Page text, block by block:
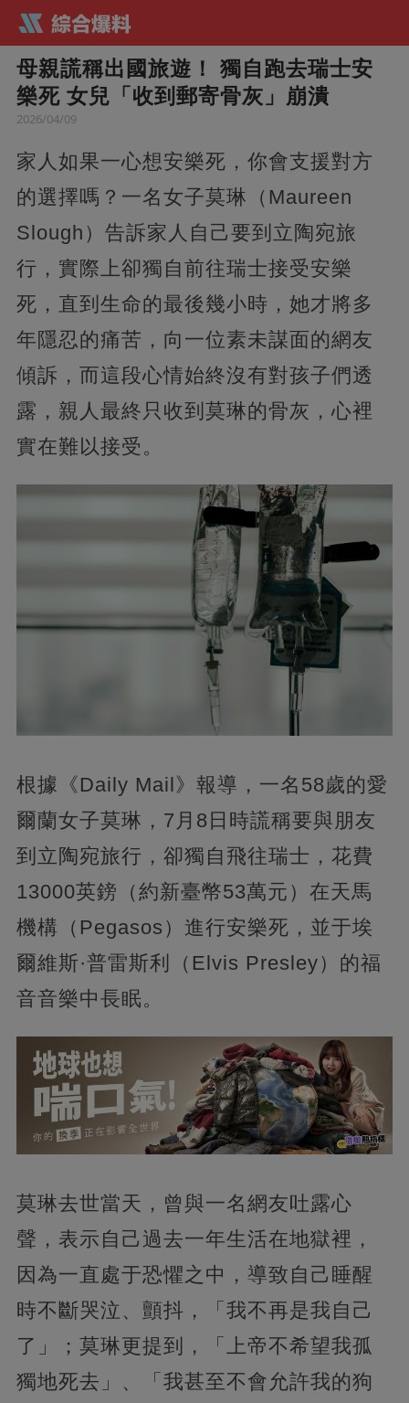
母親謊稱出國旅遊！ 獨自跑去瑞士安
樂死 女兒「收到郵寄骨灰」崩潰
2026/04/09
家人如果一心想安樂死，你會支援對方
的選擇嗎？一名女子莫琳（Maureen
Slough）告訴家人自己要到立陶宛旅
行，實際上卻獨自前往瑞士接受安樂
死，直到生命的最後幾小時，她才將多
年隱忍的痛苦，向一位素未謀面的網友
傾訴，而這段心情始終沒有對孩子們透
露，親人最終只收到莫琳的骨灰，心裡
實在難以接受。
根據《Daily Mail》報導，一名58歲的愛
爾蘭女子莫琳，7月8日時謊稱要與朋友
到立陶宛旅行，卻獨自飛往瑞士，花費
13000英鎊（約新臺幣53萬元）在天馬
機構（Pegasos）進行安樂死，並于埃
爾維斯·普雷斯利（Elvis Presley）的福
音音樂中長眠。
莫琳去世當天，曾與一名網友吐露心
聲，表示自己過去一年生活在地獄裡，
因為一直處于恐懼之中，導致自己睡醒
時不斷哭泣、顫抖，「我不再是我自己
了」；莫琳更提到，「上帝不希望我孤
獨地死去」、「我甚至不會允許我的狗